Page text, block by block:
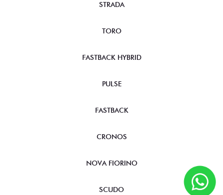
STRADA
TORO
FASTBACK HYBRID
PULSE
FASTBACK
CRONOS
NOVA FIORINO
SCUDO